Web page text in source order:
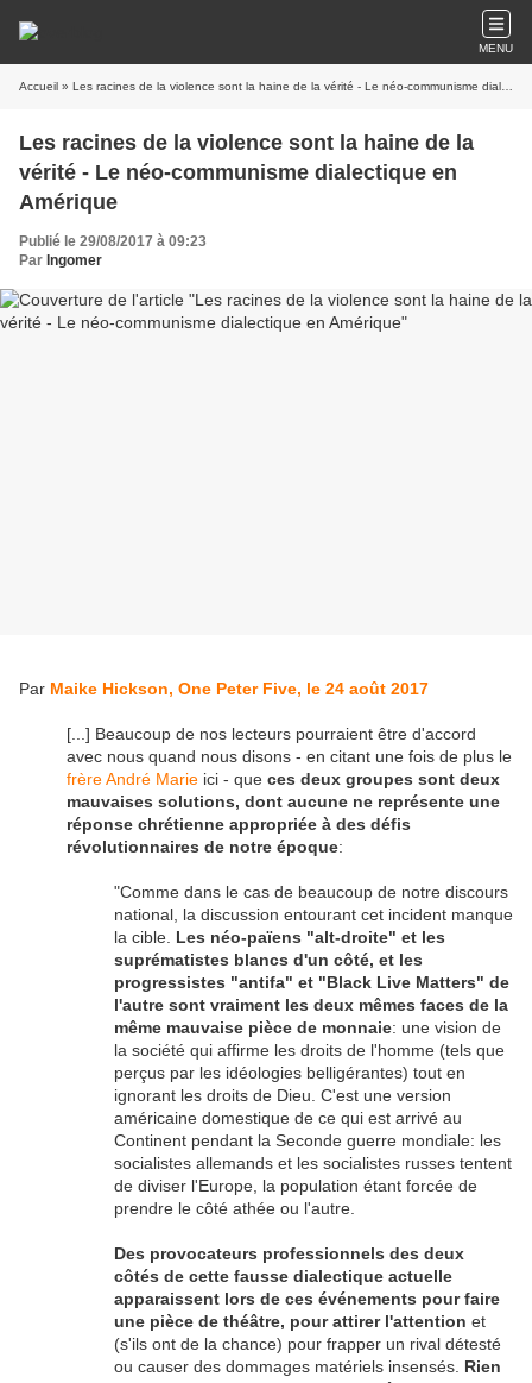
MENU
Accueil » Les racines de la violence sont la haine de la vérité - Le néo-communisme dialectique en Amérique
Les racines de la violence sont la haine de la
vérité - Le néo-communisme dialectique en
Amérique
Publié le 29/08/2017 à 09:23
Par Ingomer
Par Maike Hickson, One Peter Five, le 24 août 2017
[...] Beaucoup de nos lecteurs pourraient être d'accord
avec nous quand nous disons - en citant une fois de plus le
frère André Marie ici - que ces deux groupes sont deux
mauvaises solutions, dont aucune ne représente une
réponse chrétienne appropriée à des défis
révolutionnaires de notre époque:
"Comme dans le cas de beaucoup de notre discours
national, la discussion entourant cet incident manque
la cible. Les néo-païens "alt-droite" et les
suprématistes blancs d'un côté, et les
progressistes "antifa" et "Black Live Matters" de
l'autre sont vraiment les deux mêmes faces de la
même mauvaise pièce de monnaie: une vision de
la société qui affirme les droits de l'homme (tels que
perçus par les idéologies belligérantes) tout en
ignorant les droits de Dieu. C'est une version
américaine domestique de ce qui est arrivé au
Continent pendant la Seconde guerre mondiale: les
socialistes allemands et les socialistes russes tentent
de diviser l'Europe, la population étant forcée de
prendre le côté athée ou l'autre.
Des provocateurs professionnels des deux
côtés de cette fausse dialectique actuelle
apparaissent lors de ces événements pour faire
une pièce de théâtre, pour attirer l'attention et
(s'ils ont de la chance) pour frapper un rival détesté
ou causer des dommages matériels insensés. Rien